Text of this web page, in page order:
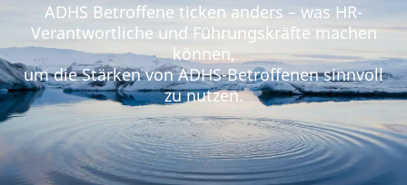
ADHS Betroffene ticken anders – was HR-
Verantwortliche und Führungskräfte machen
können,
um die Stärken von ADHS-Betroffenen sinnvoll
zu nutzen.